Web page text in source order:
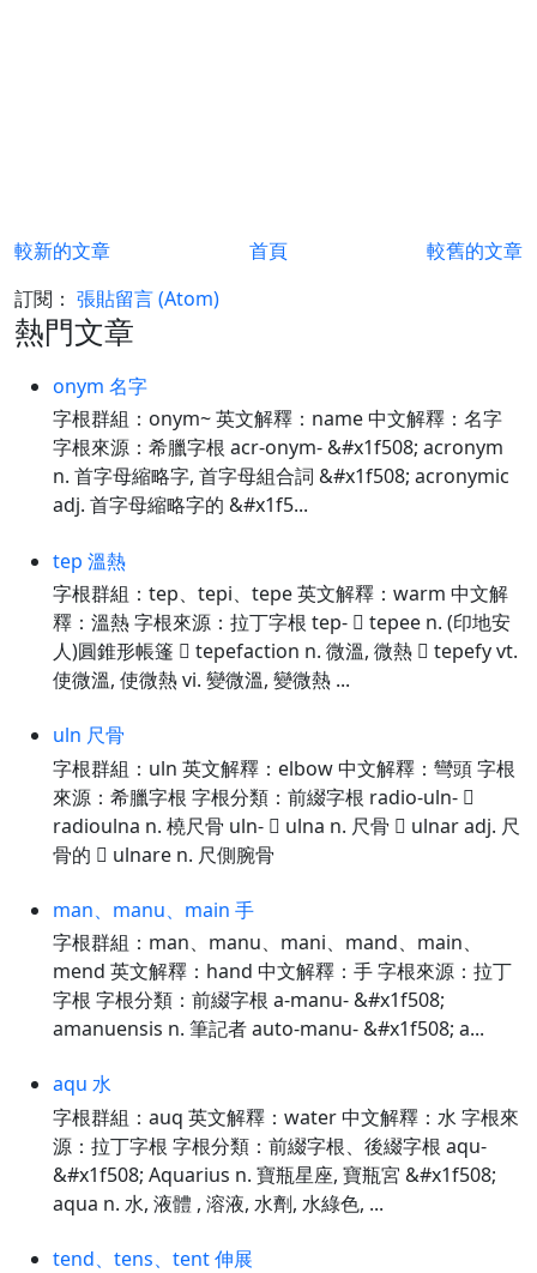
較新的文章 較舊的文章
首頁
訂閱： 張貼留言 (Atom)
熱門文章
onym 名字
字根群組：onym~ 英文解釋：name 中文解釋：名字
字根來源：希臘字根 acr-onym- &#x1f508; acronym
n. 首字母縮略字, 首字母組合詞 &#x1f508; acronymic
adj. 首字母縮略字的 &#x1f5...
tep 溫熱
字根群組：tep、tepi、tepe 英文解釋：warm 中文解
釋：溫熱 字根來源：拉丁字根 tep-  tepee n. (印地安
人)圓錐形帳篷  tepefaction n. 微溫, 微熱  tepefy vt.
使微溫, 使微熱 vi. 變微溫, 變微熱 ...
uln 尺骨
字根群組：uln 英文解釋：elbow 中文解釋：彎頭 字根
來源：希臘字根 字根分類：前綴字根 radio-uln- 
radioulna n. 橈尺骨 uln-  ulna n. 尺骨  ulnar adj. 尺
骨的  ulnare n. 尺側腕骨
man、manu、main 手
字根群組：man、manu、mani、mand、main、
mend 英文解釋：hand 中文解釋：手 字根來源：拉丁
字根 字根分類：前綴字根 a-manu- &#x1f508;
amanuensis n. 筆記者 auto-manu- &#x1f508; a...
aqu 水
字根群組：auq 英文解釋：water 中文解釋：水 字根來
源：拉丁字根 字根分類：前綴字根、後綴字根 aqu-
&#x1f508; Aquarius n. 寶瓶星座, 寶瓶宮 &#x1f508;
aqua n. 水, 液體 , 溶液, 水劑, 水綠色, ...
tend、tens、tent 伸展